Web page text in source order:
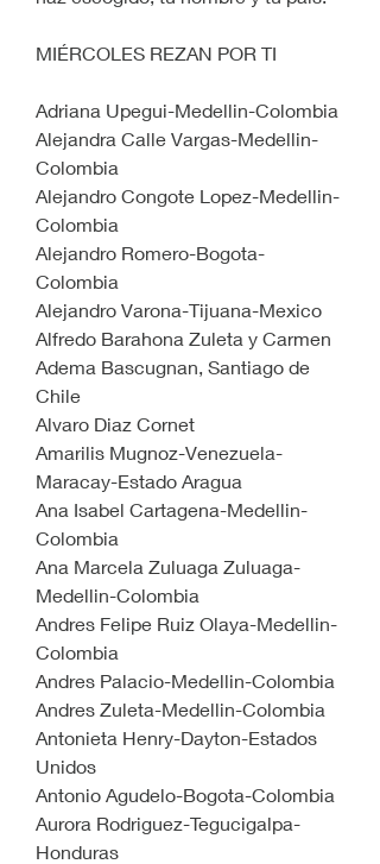
MIÉRCOLES REZAN POR TI
Adriana Upegui-Medellin-Colombia
Alejandra Calle Vargas-Medellin-
Colombia
Alejandro Congote Lopez-Medellin-
Colombia
Alejandro Romero-Bogota-
Colombia
Alejandro Varona-Tijuana-Mexico
Alfredo Barahona Zuleta y Carmen
Adema Bascugnan, Santiago de
Chile
Alvaro Diaz Cornet
Amarilis Mugnoz-Venezuela-
Maracay-Estado Aragua
Ana Isabel Cartagena-Medellin-
Colombia
Ana Marcela Zuluaga Zuluaga-
Medellin-Colombia
Andres Felipe Ruiz Olaya-Medellin-
Colombia
Andres Palacio-Medellin-Colombia
Andres Zuleta-Medellin-Colombia
Antonieta Henry-Dayton-Estados
Unidos
Antonio Agudelo-Bogota-Colombia
Aurora Rodriguez-Tegucigalpa-
Honduras